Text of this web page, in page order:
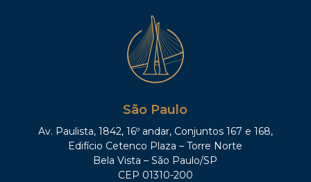
São Paulo
Av. Paulista, 1842, 16º andar, Conjuntos 167 e 168,
Edifício Cetenco Plaza – Torre Norte
Bela Vista – São Paulo/SP
CEP 01310-200